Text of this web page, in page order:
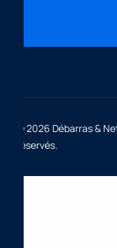
© 2026 Débarras &
réservés.